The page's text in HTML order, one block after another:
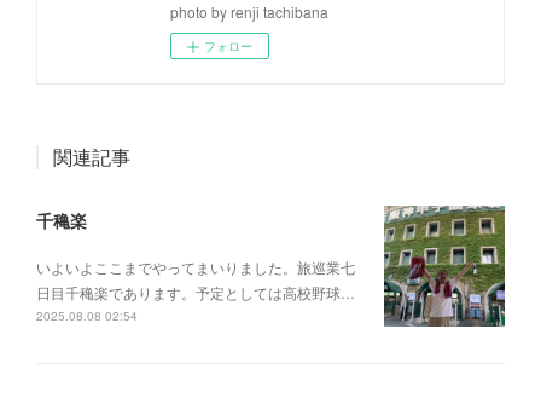
photo by renji tachibana
フォロー
関連記事
千穐楽
いよいよここまでやってまいりました。旅巡業七
日目千穐楽であります。予定としては高校野球…
2025.08.08 02:54